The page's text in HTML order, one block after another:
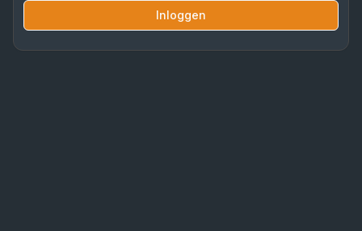
Inloggen